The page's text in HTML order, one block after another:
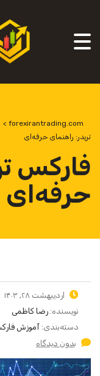
forexirantrading.com
>
تریدر: راهنمای حرفه‌ای
فارکس
حرفه‌ای
اردیبهشت ۲۸, ۱۴۰۳
نویسنده: رضا کاظمی
دسته‌بندی: آموزش
بدون دیدگاه